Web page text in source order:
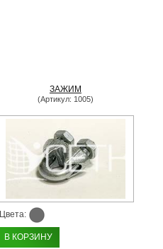
ЗАЖИМ
(Артикул: 1005)
Цвета:
В КОРЗИНУ